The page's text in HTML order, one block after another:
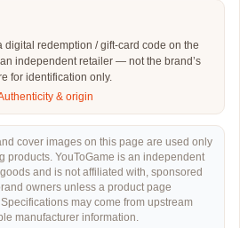
digital redemption / gift-card code on the
independent retailer — not the brand’s
for identification only.
& origin
cover images on this page are used only
products. YouToGame is an independent
and is not affiliated with, sponsored
owners unless a product page
may come from upstream
manufacturer information.